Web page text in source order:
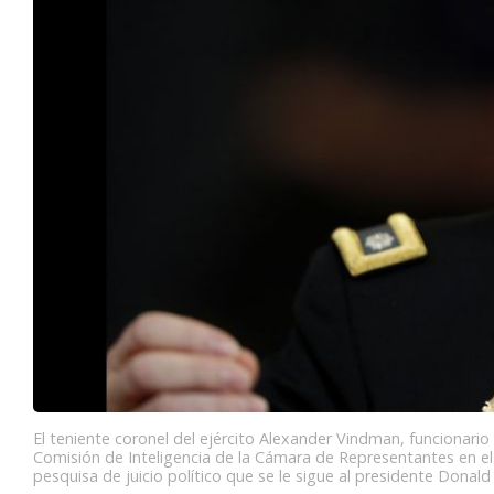
El teniente coronel del ejército Alexander Vindman,
Comisión de Inteligencia de la Cámara de Representantes en
pesquisa de juicio político que se le sigue al presidente